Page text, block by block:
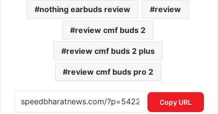
nothing earbuds review review
review cmf buds 2
review cmf buds 2 plus
review cmf buds pro 2
Copy URL